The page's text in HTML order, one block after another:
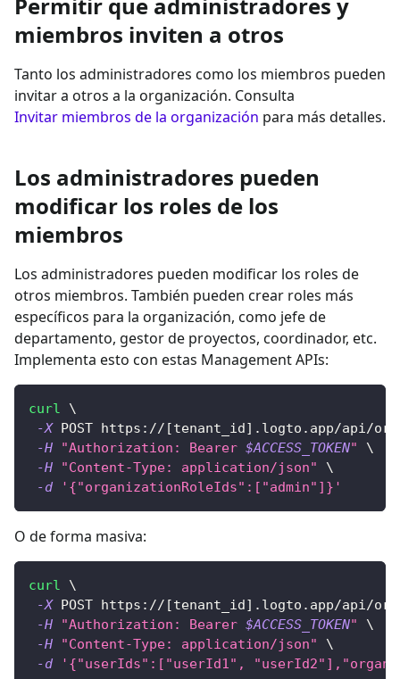
miembros inviten a otros
Tanto los administradores como los miembros pueden
invitar a otros a la organización. Consulta
Invitar miembros de la organización para más detalles.
Los administradores pueden
modificar los roles de los
miembros
Los administradores pueden modificar los roles de
otros miembros. También pueden crear roles más
específicos para la organización, como jefe de
departamento, gestor de proyectos, coordinador, etc.
Implementa esto con estas Management APIs:
curl
\
-X POST https:// [tenant_id] .logto.app/api/
-H
"Authorization: Bearer $ACCESS_TOKEN"
\
-H
"Content-Type: application/json"
\
-d
'{"organizationRoleIds":["admin"]}'
O de forma masiva:
curl
\
-X POST https:// [tenant_id] .logto.app/api/
-H
"Authorization: Bearer $ACCESS_TOKEN"
\
-H
"Content-Type: application/json"
\
-d
'{"userIds":["userId1",